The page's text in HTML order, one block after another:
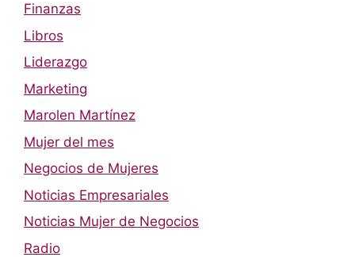
Finanzas
Libros
Liderazgo
Marketing
Marolen Martínez
Mujer del mes
Negocios de Mujeres
Noticias Empresariales
Noticias Mujer de Negocios
Radio